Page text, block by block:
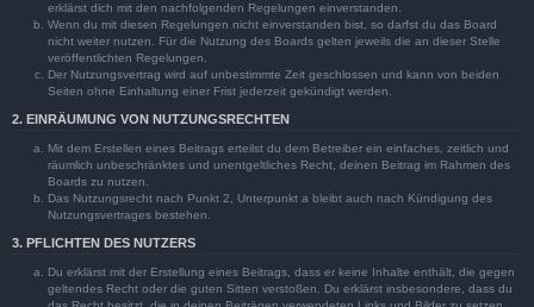
erklärst dich mit den nachfolgenden Regelungen einverstanden.
Wenn du mit diesen Regelungen nicht einverstanden bist, so darfst du das Board
nicht weiter nutzen. Für die Nutzung des Boards gelten jeweils die an dieser Stelle
veröffentlichten Regelungen.
Der Nutzungsvertrag wird auf unbestimmte Zeit geschlossen und kann von beiden
Seiten ohne Einhaltung einer Frist jederzeit gekündigt werden.
2. EINRÄUMUNG VON NUTZUNGSRECHTEN
Mit dem Erstellen eines Beitrags erteilst du dem Betreiber ein einfaches, zeitlich und
räumlich unbeschränktes und unentgeltliches Recht, deinen Beitrag im Rahmen des
Boards zu nutzen.
Das Nutzungsrecht nach Punkt 2, Unterpunkt a bleibt auch nach Kündigung des
Nutzungsvertrages bestehen.
3. PFLICHTEN DES NUTZERS
Du erklärst mit der Erstellung eines Beitrags, dass er keine Inhalte enthält, die gegen
geltendes Recht oder die guten Sitten verstoßen. Du erklärst insbesondere, dass du